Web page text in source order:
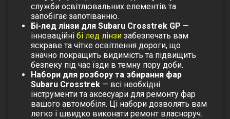
служби освітлювальних елементів та
запобігає запотіванню.
Бі-лед лінзи для Subaru Crosstrek GP —
інноваційні бі лед лінзи забезпечать вам
яскраве та чітке освітлення дороги, що
значно покращить видимість та підвищить
безпеку під час їзди в темну пору доби.
Набори для розбору та збирання фар
Subaru Crosstrek — всі необхідні
інструменти та аксесуари для ремонту фар
вашого автомобіля. Ці набори дозволять вам
легко і швидко виконати ремонт власноруч.